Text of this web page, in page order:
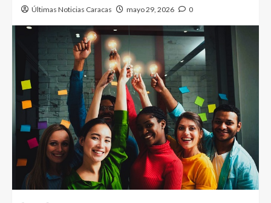
Últimas Noticias Caracas mayo 29, 2026 0